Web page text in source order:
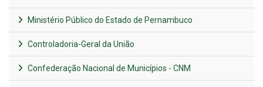
Ministério Público do Estado de Pernambuco
Controladoria-Geral da União
Confederação Nacional de Municípios - CNM